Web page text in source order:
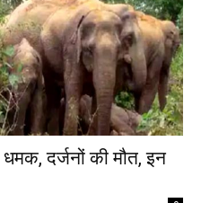
दर्जनों की मौत, इन